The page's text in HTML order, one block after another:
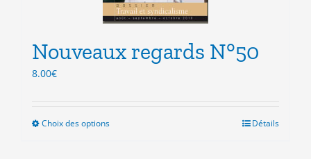
page
du
Nouveaux regards N°50
8.00€
Choix des optionsCe
Détails